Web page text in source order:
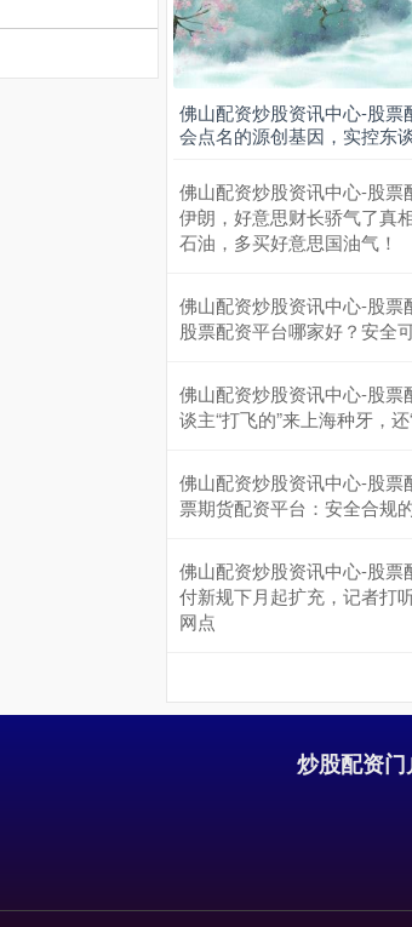
上证综指 3900.35
佛山配资炒股资讯中心-股票
会点名的源创基因，实控东
佛山配资炒股资讯中心-股票
伊朗，好意思财长骄气了真
石油，多买好意思国油气！
佛山配资炒股资讯中心-股票
股票配资平台哪家好？安全
佛山配资炒股资讯中心-股票
谈主“打飞的”来上海种牙，
佛山配资炒股资讯中心-股票
票期货配资平台：安全合规
佛山配资炒股资讯中心-股票
付新规下月起扩充，记者打
网点
炒股配资门